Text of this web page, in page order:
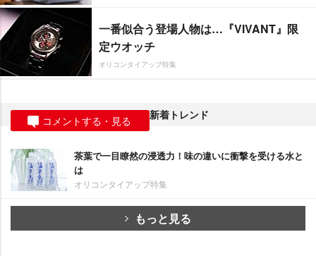
一番似合う登場人物は…『VIVANT』限
定ウオッチ
オリコンタイアップ特集
コメントする・見る 新着トレンド
茶葉で一目瞭然の浸透力！味の違いに衝撃を受ける水と
は
オリコンタイアップ特集
もっと見る